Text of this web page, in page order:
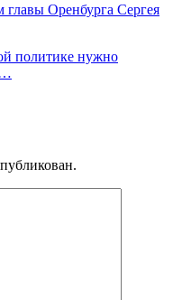
Оренбурга Сергея
политике нужно